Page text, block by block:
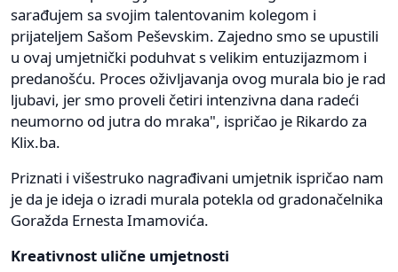
sarađujem sa svojim talentovanim kolegom i
prijateljem Sašom Peševskim. Zajedno smo se upustili
u ovaj umjetnički poduhvat s velikim entuzijazmom i
predanošću. Proces oživljavanja ovog murala bio je rad
ljubavi, jer smo proveli četiri intenzivna dana radeći
neumorno od jutra do mraka", ispričao je Rikardo za
Klix.ba.
Priznati i višestruko nagrađivani umjetnik ispričao nam
je da je ideja o izradi murala potekla od gradonačelnika
Goražda Ernesta Imamovića.
Kreativnost ulične umjetnosti